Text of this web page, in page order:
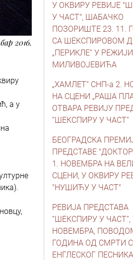
2016.
а у
У ОКВИРУ РЕВИЈЕ
У ЧАСТ", ШАБАЧКО
ПОЗОРИШТЕ 23. 11.
СА ШЕКСПИРОВОМ
„ПЕРИКЛЕ“ У
МИЛИВОЈЕВИЋА
„ХАМЛЕТ“ СНП-а 2.
НА СЦЕНИ „РАША
ОТВАРА РЕВИЈУ
“ШЕКСПИРУ У ЧАСТ”
БЕОГРАДСКА
ПРЕДСТАВЕ
1. НОВЕМБРА НА
СЦЕНИ, У ОКВИРУ
"НУШИЋУ У ЧАСТ"
РЕВИЈА ПРЕДСТАВА
“ШЕКСПИРУ У
НОВЕМБРА,
ГОДИНА ОД СМРТИ
ЕНГЛЕСКОГ